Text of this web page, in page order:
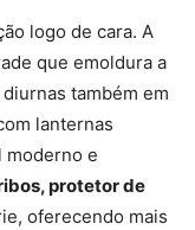
logo de cara. A
que emoldura a
também em
lanternas
moderno e
protetor de
oferecendo mais